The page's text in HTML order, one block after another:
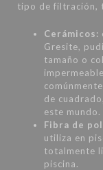
tipo de filtración,
Cerámicos:
Gresite,
tamaño o
de
este mundo.
Fibra de
utiliza en
totalmente
piscina.